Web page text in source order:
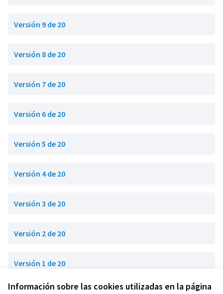
Información sobre las cookies utilizadas en la página
Versión 9 de 20
Versión 8 de 20
Versión 7 de 20
Versión 6 de 20
Versión 5 de 20
Versión 4 de 20
Versión 3 de 20
Versión 2 de 20
Versión 1 de 20